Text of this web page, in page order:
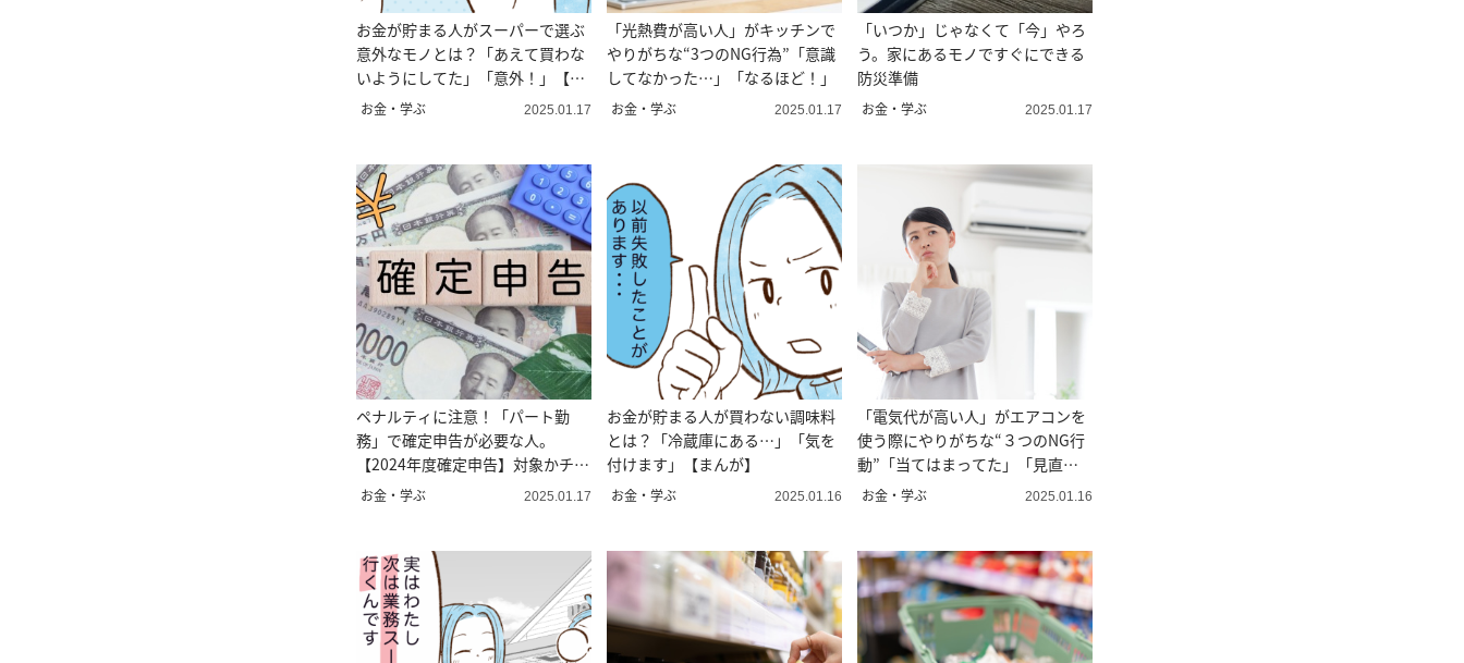
お金が貯まる人がスーパーで選ぶ
意外なモノとは？「あえて買わな
いようにしてた」「意外！」【ま
んが】
お金・学ぶ 2025.01.17
「光熱費が高い人」がキッチンで
やりがちな“3つのNG行為”「意識
してなかった…」「なるほど！」
お金・学ぶ 2025.01.17
「いつか」じゃなくて「今」やろ
う。家にあるモノですぐにできる
防災準備
お金・学ぶ 2025.01.17
ペナルティに注意！「パート勤
務」で確定申告が必要な人。
【2024年度確定申告】対象かチェ
ック
お金・学ぶ 2025.01.17
お金が貯まる人が買わない調味料
とは？「冷蔵庫にある…」「気を
付けます」【まんが】
お金・学ぶ 2025.01.16
「電気代が高い人」がエアコンを
使う際にやりがちな“３つのNG行
動”「当てはまってた」「見直さ
ないと」
お金・学ぶ 2025.01.16